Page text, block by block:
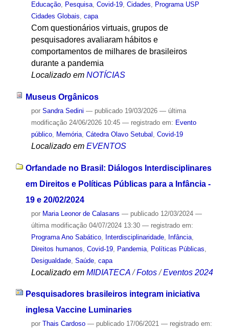
Educação, Pesquisa, Covid-19, Cidades, Programa USP
Cidades Globais, capa
Com questionários virtuais, grupos de
pesquisadores avaliaram hábitos e
comportamentos de milhares de brasileiros
durante a pandemia
Localizado em NOTÍCIAS
Museus Orgânicos
por Sandra Sedini — publicado19/03/2026 — última
modificação24/06/2026 10:45 — registrado em: Evento
público, Memória, Cátedra Olavo Setubal , Covid-19
Localizado em EVENTOS
Orfandade no Brasil: Diálogos Interdisciplinares
em Direitos e Políticas Públicas para a Infância -
19 e 20/02/2024
por Maria Leonor de Calasans — publicado12/03/2024 —
última modificação04/07/2024 13:30 — registrado em:
Programa Ano Sabático, Interdisciplinaridade, Infância,
Direitos humanos Covid-19, Pandemia, Políticas Públicas
Desigualdade, Saúde, capa
Localizado em MIDIATECA /Fotos /Eventos 2024
Pesquisadores brasileiros integram iniciativa
inglesa Vaccine Luminaries
por Thais Cardoso — publicado17/06/2021 — registrado em: